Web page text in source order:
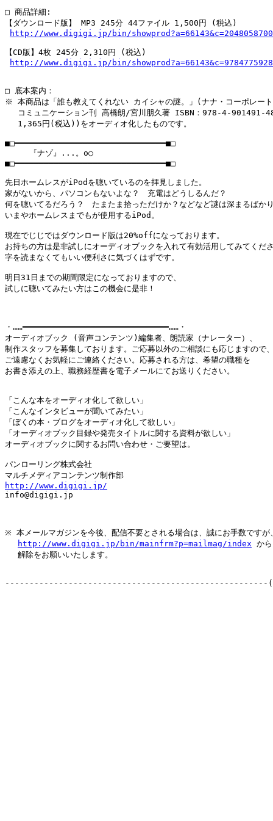
□ 商品詳細:
【ダウンロード版】 MP3 245分 44ファイル 1,500円 (税込)
http://www.digigi.jp/bin/
【CD版】4枚 245分 2,310円 (税込)
http://www.digigi.jp/bin/
□ 底本案内：
※ 本商品は「誰も教えてくれない カイシャの謎。」(ナナ・コーポレー
コミュニケーション刊 高橋朗/宮川朋久著 ISBN：978-4-901491-
1,365円(税込))をオーディオ化したものです。
■□━━━━━━━━━━━━━━━━━━━━━━━━━━━━━━━■□
     『ナゾ』...。o○
■□━━━━━━━━━━━━━━━━━━━━━━━━━━━━━━━■□
先日ホームレスがiPodを聴いているのを拝見しました。
家がないから、パソコンもないよな？　充電はどうしるんだ？
何を聴いてるだろう？　たまたま拾っただけか？などなど謎は深まるばか
いまやホームレスまでもが使用するiPod。
現在でじじではダウンロード版は20%offになっております。
お持ちの方は是非試しにオーディオブックを入れて有効活用してみてくだ
字を読まなくてもいい便利さに気づくはずです。
明日31日までの期間限定になっておりますので、
試しに聴いてみたい方はこの機会に是非！
・……━━━━━━━━━━━━━━━━━━━━━━━━━━━━━━……・
オーディオブック (音声コンテンツ)編集者、朗読家（ナレーター）、
制作スタッフを募集しております。ご応募以外のご相談にも応じますので
ご遠慮なくお気軽にご連絡ください。応募される方は、希望の職種を
お書き添えの上、職務経歴書を電子メールにてお送りください。
「こんな本をオーディオ化して欲しい」
「こんなインタビューが聞いてみたい」
「ぼくの本・ブログをオーディオ化して欲しい」
「オーディオブック目録や発売タイトルに関する資料が欲しい」
オーディオブックに関するお問い合わせ・ご要望は。
パンローリング株式会社
http://www.digigi.jp/
info@digigi.jp
※ 本メールマガジンを今後、配信不要とされる場合は、誠にお手数ですが
http://www.digigi.jp/bin/mainfrm?p=mailmag/index から
解除をお願いいたします。
------------------------------------------------------(C)